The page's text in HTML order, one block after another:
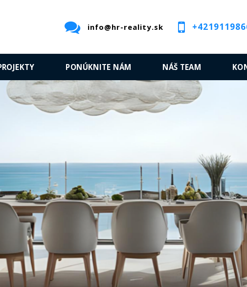
info@hr-reality.sk
PONÚKNITE NÁM NÁŠ TEAM